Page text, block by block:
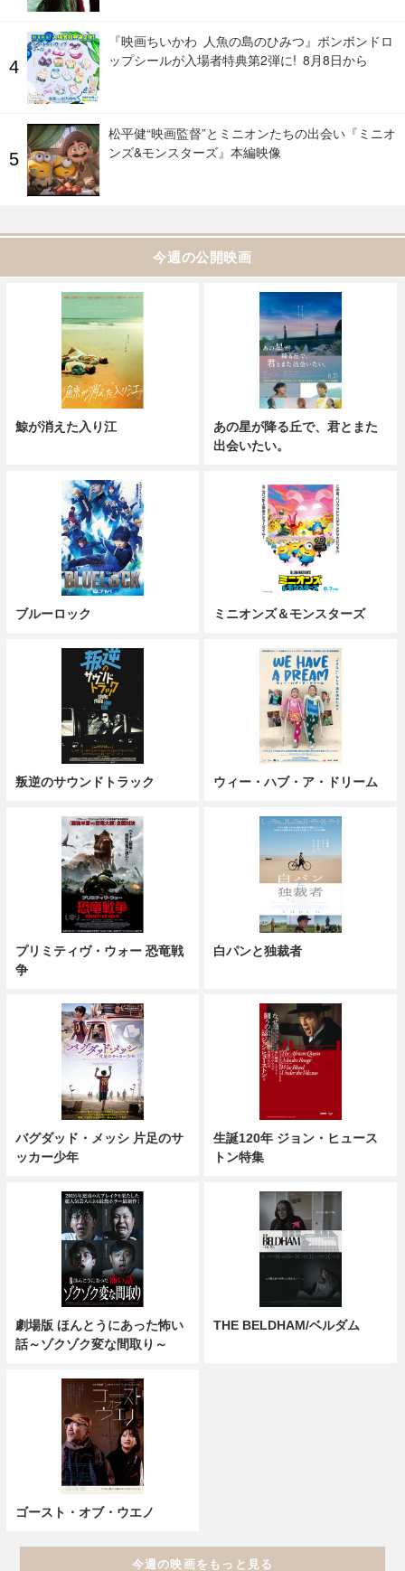
『映画ちいかわ 人魚の島のひみつ』ボンボンドロ
ップシールが入場者特典第2弾に! 8月8日から
松平健“映画監督”とミニオンたちの出会い『ミニオ
ンズ&モンスターズ』本編映像
今週の公開映画
鯨が消えた入り江
あの星が降る丘で、君とまた
出会いたい。
ブルーロック ミニオンズ＆モンスターズ
叛逆のサウンドトラック ウィー・ハブ・ア・ドリーム
プリミティヴ・ウォー 恐竜戦
争
白パンと独裁者
バグダッド・メッシ 片足のサ
ッカー少年
生誕120年 ジョン・ヒュース
トン特集
劇場版 ほんとうにあった怖い
話～ゾクゾク変な間取り～
THE BELDHAM/ベルダム
ゴースト・オブ・ウエノ
今週の映画をもっと見る